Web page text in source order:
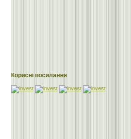
Корисні посилання